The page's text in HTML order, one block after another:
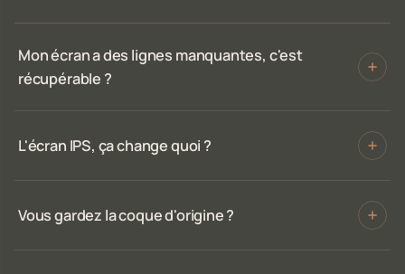
Mon écran a des lignes manquantes, c'est
récupérable ?
L'écran IPS, ça change quoi ?
Vous gardez la coque d'origine ?